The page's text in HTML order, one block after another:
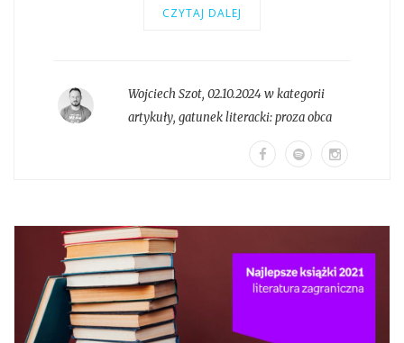
CZYTAJ DALEJ
Wojciech Szot, 02.10.2024 w kategorii
artykuły, gatunek literacki:proza obca